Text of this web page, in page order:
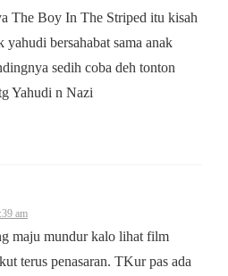
The Boy In The Striped itu kisah
yahudi bersahabat sama anak
sedih coba deh tonton
Yahudi n Nazi
am
maju mundur kalo lihat film
terus penasaran. TKur pas ada